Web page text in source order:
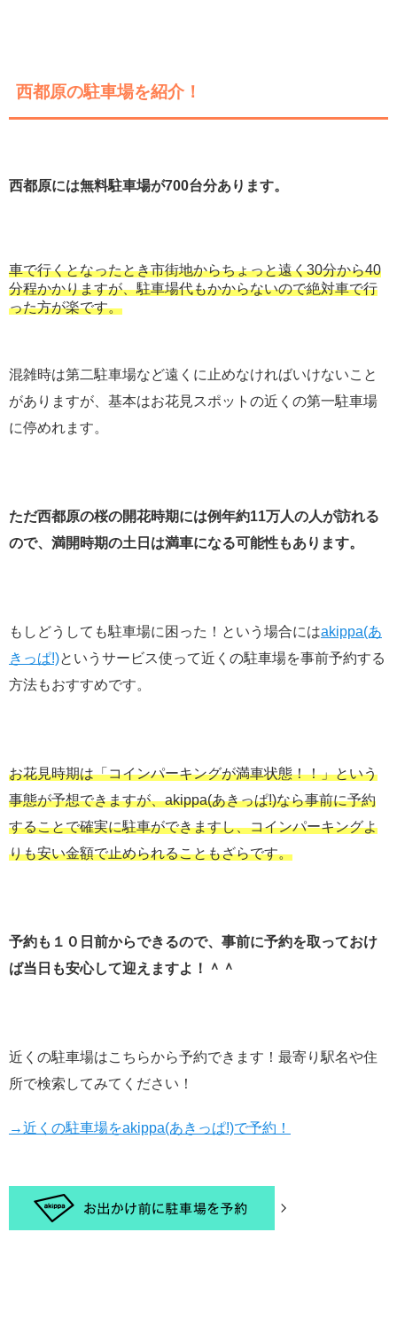
西都原の駐車場を紹介！
西都原には無料駐車場が700台分あります。
車で行くとなったとき市街地からちょっと遠く30分から40
分程かかりますが、駐車場代もかからないので絶対車で行
った方が楽です。
混雑時は第二駐車場など遠くに止めなければいけないこと
がありますが、基本はお花見スポットの近くの第一駐車場
に停めれます。
ただ西都原の桜の開花時期には例年約11万人の人が訪れる
ので、満開時期の土日は満車になる可能性もあります。
もしどうしても駐車場に困った！という場合にはakippa(あ
きっぱ!)というサービス使って近くの駐車場を事前予約する
方法もおすすめです。
お花見時期は「コインパーキングが満車状態！！」という
事態が予想できますが、akippa(あきっぱ!)なら事前に予約
することで確実に駐車ができますし、コインパーキングよ
りも安い金額で止められることもざらです。
予約も１０日前からできるので、事前に予約を取っておけ
ば当日も安心して迎えますよ！＾＾
近くの駐車場はこちらから予約できます！最寄り駅名や住
所で検索してみてください！
→近くの駐車場をakippa(あきっぱ!)で予約！